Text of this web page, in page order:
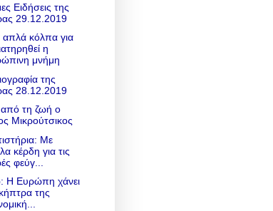
Ειδήσεις της
29.12.2019
απλά κόλπα για
η
μνήμη
της
28.12.2019
τη ζωή ο
Μικρούτσικος
Με
κέρδη για τις
φεύγ...
Η Ευρώπη χάνει
της